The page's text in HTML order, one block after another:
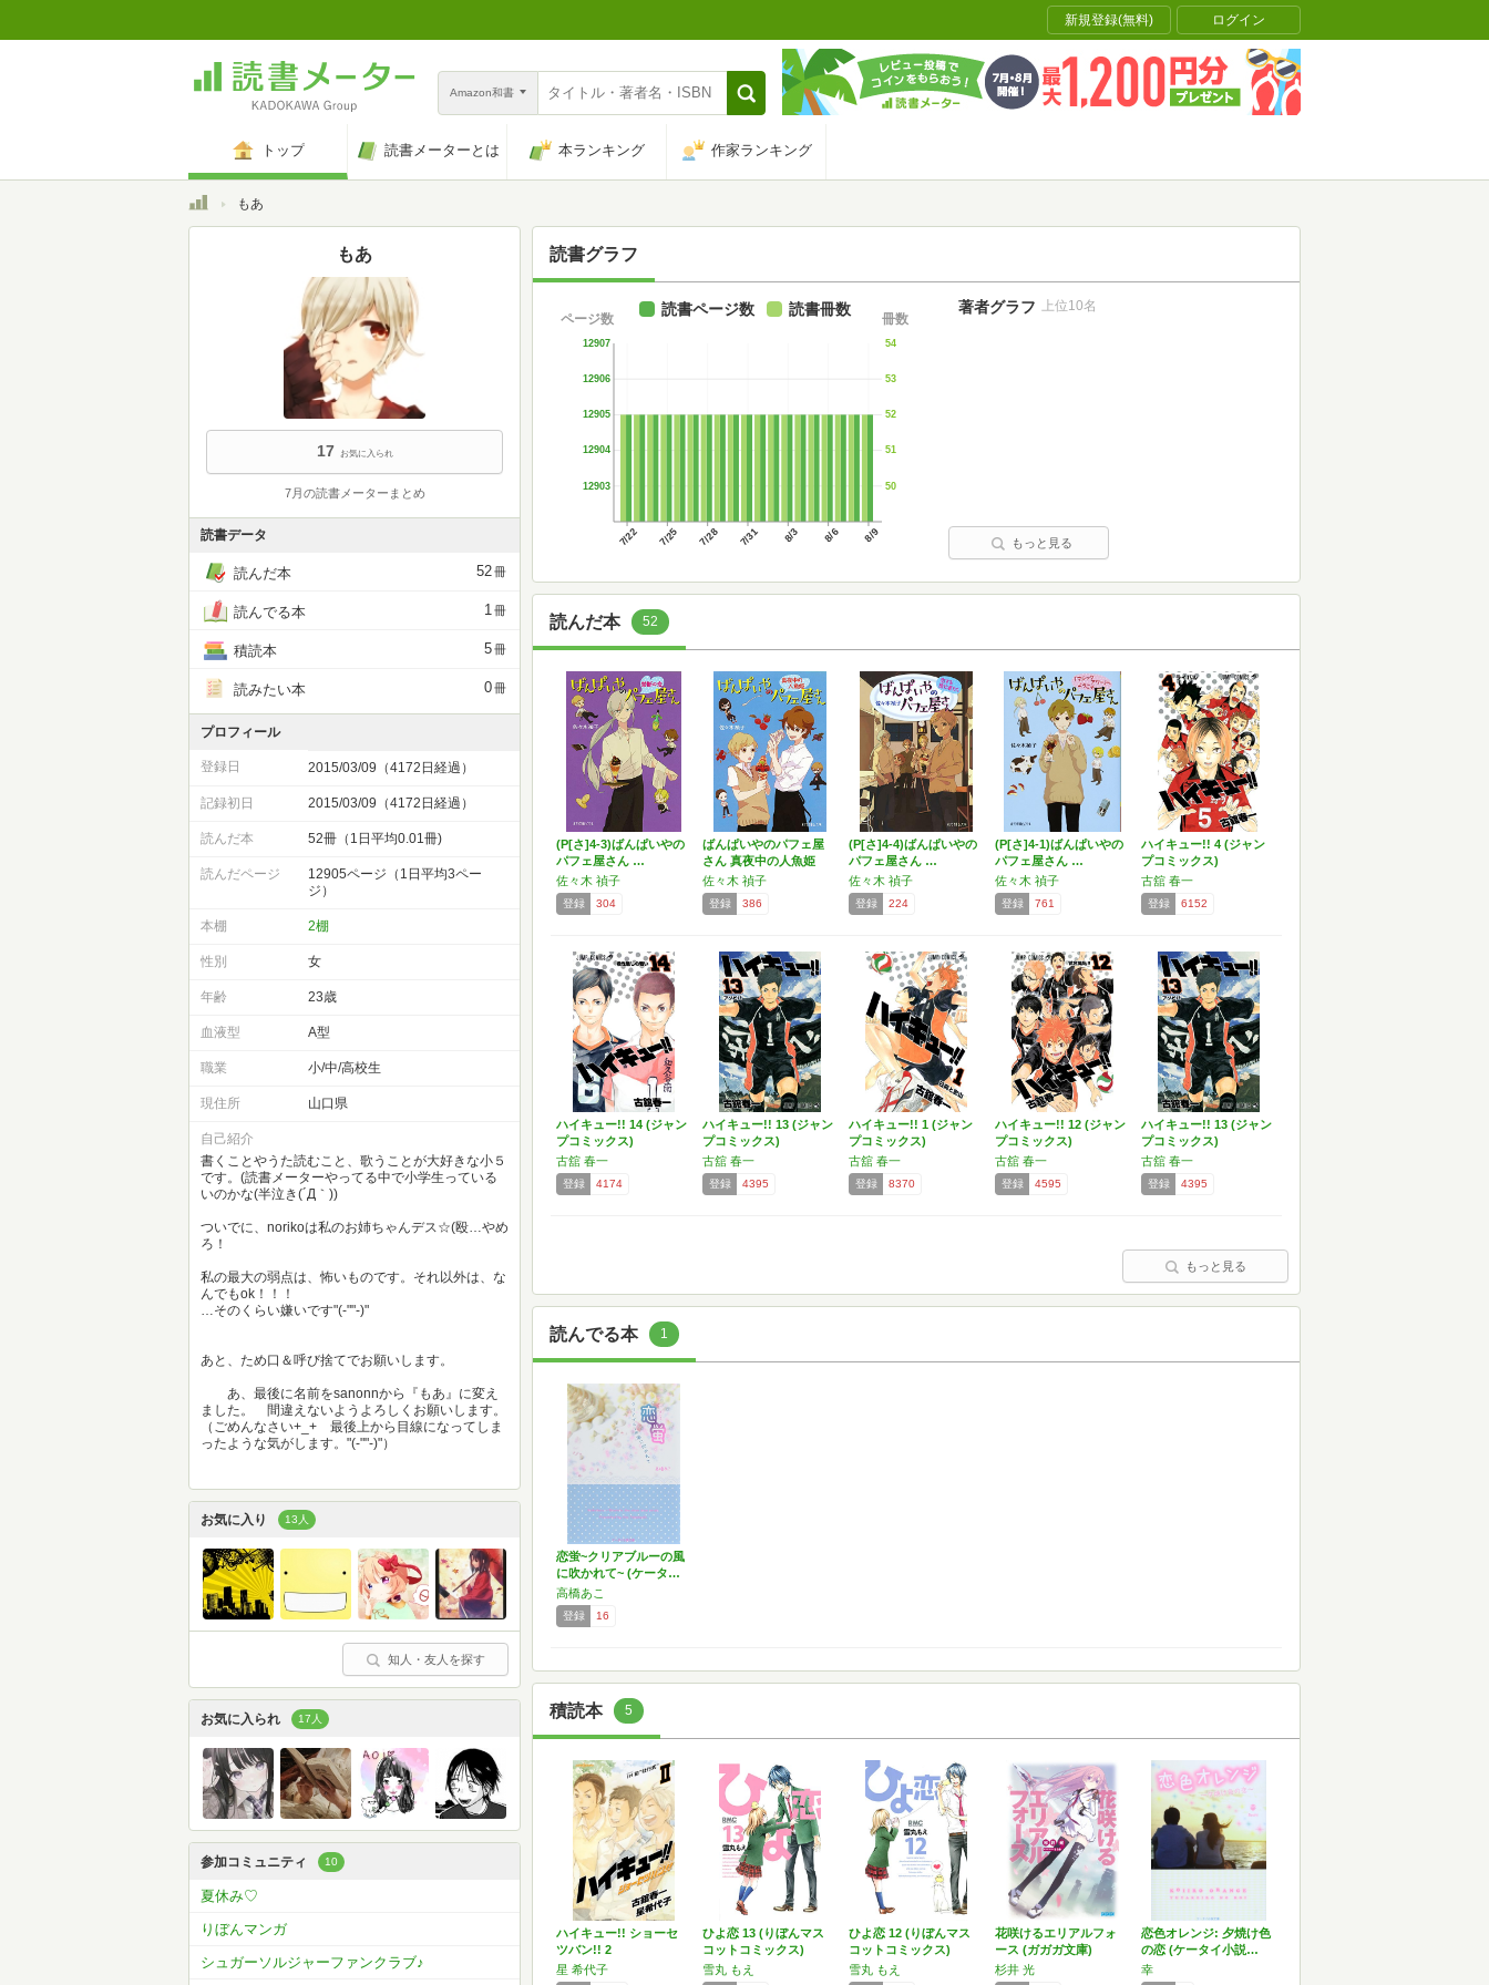
新規登録(無料) ログイン
Amazon和書
トップ 読書メーターとは 本ランキング 作家ランキング
トップもあ
読書グラフ
7/22 7/25 7/28 7/31 8/3 8/6 8/9
12903
12904
12905
12906
12907
ページ数
50
51
52
53
54
冊数
読書ページ数 読書冊数 著者グラフ 上位10名
もっと見る
読んだ本 52
(P[さ]4-3)ばんぱいやの
パフェ屋さん …
佐々木 禎子
登録 304
ばんぱいやのパフェ屋
さん 真夜中の人魚姫
(…
佐々木 禎子
登録 386
(P[さ]4-4)ばんぱいやの
パフェ屋さん …
佐々木 禎子
登録 224
(P[さ]4-1)ばんぱいやの
パフェ屋さん …
佐々木 禎子
登録 761
ハイキュー!! 4 (ジャン
プコミックス)
古舘 春一
登録 6152
ハイキュー!! 14 (ジャン
プコミックス)
古舘 春一
登録 4174
ハイキュー!! 13 (ジャン
プコミックス)
古舘 春一
登録 4395
ハイキュー!! 1 (ジャン
プコミックス)
古舘 春一
登録 8370
ハイキュー!! 12 (ジャン
プコミックス)
古舘 春一
登録 4595
ハイキュー!! 13 (ジャン
プコミックス)
古舘 春一
登録 4395
もっと見る
読んでる本 1
恋蛍~クリアブルーの風
に吹かれて~ (ケータ…
高橋あこ
登録 16
積読本 5
ハイキュー!! ショーセ
ツバン!! 2
星 希代子
ひよ恋 13 (りぼんマス
コットコミックス)
雪丸 もえ
ひよ恋 12 (りぼんマス
コットコミックス)
雪丸 もえ
花咲けるエリアルフォ
ース (ガガガ文庫)
杉井 光
恋色オレンジ: 夕焼け色
の恋 (ケータイ小説…
幸
もあ
17 お気に入られ
7月の読書メーターまとめ
読書データ
読んだ本 52冊
読んでる本 1冊
積読本 5冊
読みたい本 0冊
プロフィール
登録日 2015/03/09（4172日経過）
記録初日 2015/03/09（4172日経過）
読んだ本 52冊（1日平均0.01冊)
読んだページ
12905ページ（1日平均3ペー
ジ）
本棚 2棚
性別 女
年齢 23歳
血液型 A型
職業 小/中/高校生
現住所 山口県
自己紹介
書くことやうた読むこと、歌うことが大好きな小５
です。(読書メーターやってる中で小学生っている
いのかな(半泣き(´Д｀))
ついでに、norikoは私のお姉ちゃんデス☆(殴…やめ
ろ！
私の最大の弱点は、怖いものです。それ以外は、な
んでもok！！！
…そのくらい嫌いです"(-""-)"
あと、ため口＆呼び捨てでお願いします。
あ、最後に名前をsanonnから『もあ』に変え
ました。 間違えないようよろしくお願いします。
（ごめんなさい+_+ 最後上から目線になってしま
ったような気がします。"(-""-)"）
お気に入り 13人
知人・友人を探す
お気に入られ 17人
参加コミュニティ 10
夏休み♡
りぼんマンガ
シュガーソルジャーファンクラブ♪